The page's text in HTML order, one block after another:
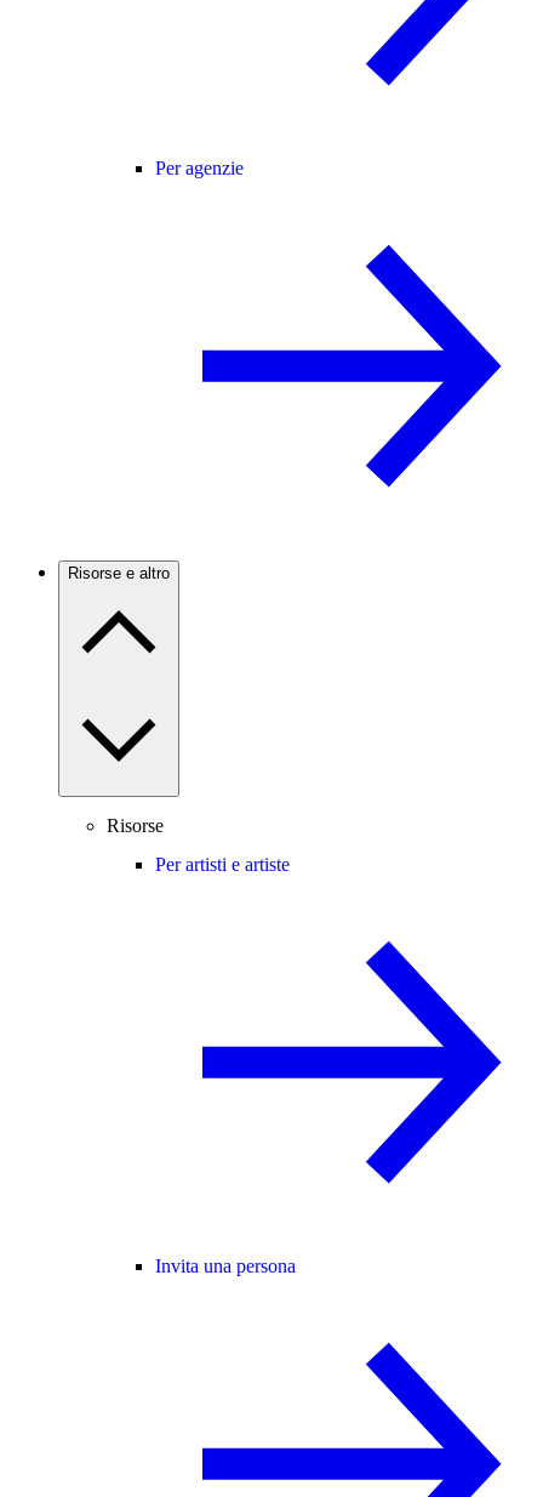
Per agenzie
Risorse e altro
Risorse
Per artisti e artiste
Invita una persona